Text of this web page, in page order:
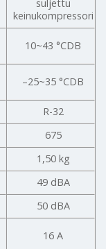
suljettu
keinukompressori
10~43 °CDB
–25~35 °CDB
R-32
675
1,50 kg
49 dBA
50 dBA
16 A